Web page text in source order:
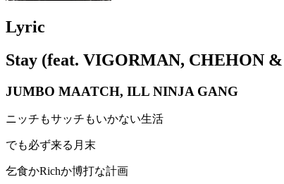
Lyric
Stay (feat. VIGORMAN, CHEHON
JUMBO MAATCH, ILL NINJA GANG
ニッチもサッチもいかない生活
でも必ず来る月末
乞食かRichか博打な計画